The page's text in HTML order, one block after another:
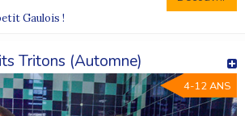
Gaulois !
Tritons (Automne)
4-12 ANS